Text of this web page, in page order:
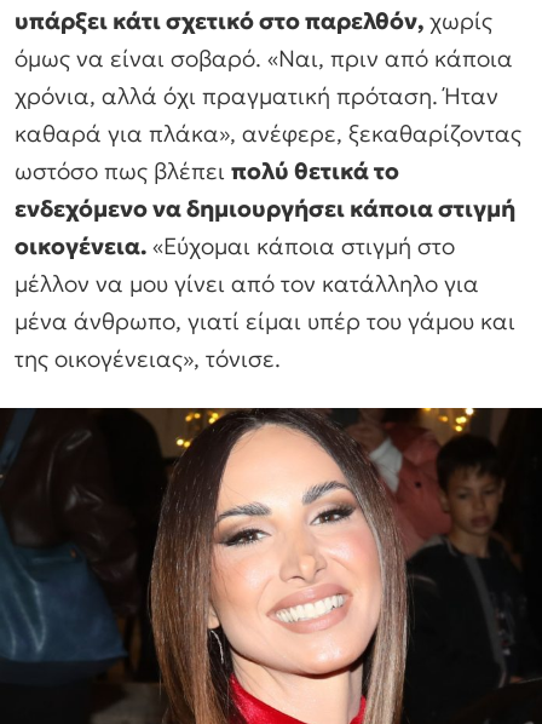
υπάρξει κάτι σχετικό στο παρελθόν, χωρίς
όμως να είναι σοβαρό. «Ναι, πριν από κάποια
χρόνια, αλλά όχι πραγµατική πρόταση. Ήταν
καθαρά για πλάκα», ανέφερε, ξεκαθαρίζοντας
ωστόσο πως βλέπει πολύ θετικά το
ενδεχόμενο να δημιουργήσει κάποια στιγμή
οικογένεια. «Εύχοµαι κάποια στιγµή στο
µέλλον να µου γίνει από τον κατάλληλο για
µένα άνθρωπο, γιατί είµαι υπέρ του γάµου και
της οικογένειας», τόνισε.